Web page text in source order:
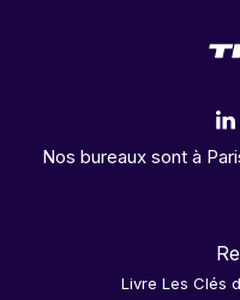
Nos bureaux sont à
Livre Les Clés